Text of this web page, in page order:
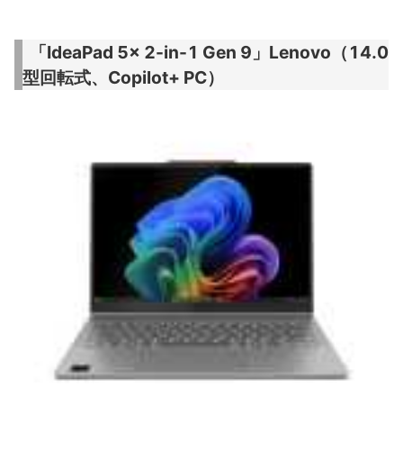
「IdeaPad 5x 2-in-1 Gen 9」Lenovo（14.0
型回転式、Copilot+ PC）